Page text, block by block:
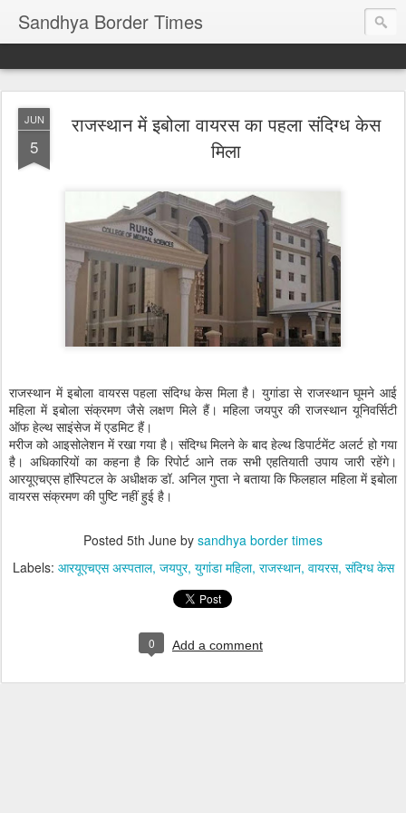
Sandhya Border Times
JUN
5
राजस्थान में इबोला वायरस का पहला संदिग्ध केस
मिला
राजस्थान में इबोला वायरस पहला संदिग्ध केस मिला है। युगांडा से राजस्थान घूमने आई
महिला में इबोला संक्रमण जैसे लक्षण मिले हैं। महिला जयपुर की राजस्थान यूनिवर्सिटी
ऑफ हेल्थ साइंसेज में एडमिट हैं।
मरीज को आइसोलेशन में रखा गया है। संदिग्ध मिलने के बाद हेल्थ डिपार्टमेंट अलर्ट हो गया
है। अधिकारियों का कहना है कि रिपोर्ट आने तक सभी एहतियाती उपाय जारी रहेंगे।
आरयूएचएस हॉस्पिटल के अधीक्षक डॉ. अनिल गुप्ता ने बताया कि फिलहाल महिला में इबोला
वायरस संक्रमण की पुष्टि नहीं हुई है।
Posted 5th June by sandhya border times
Labels: आरयूएचएस अस्पताल जयपुर युगांडा महिला राजस्थान वायरस संदिग्ध केस
0 Add a comment